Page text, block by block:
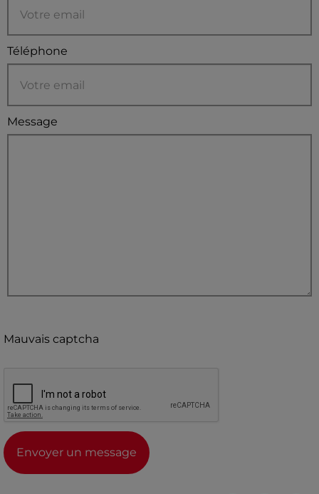
Téléphone
Message
Mauvais captcha
Envoyer un message